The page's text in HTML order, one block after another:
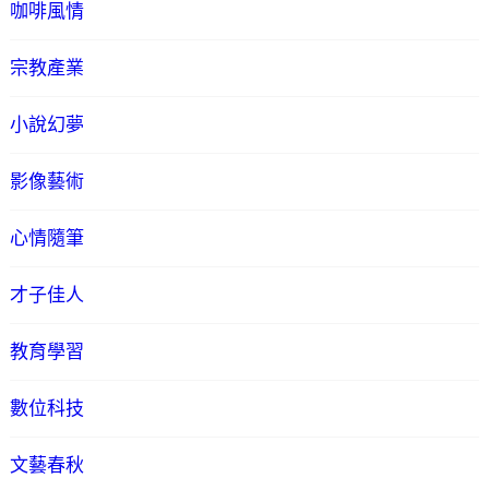
咖啡風情
宗教產業
小說幻夢
影像藝術
心情隨筆
才子佳人
教育學習
數位科技
文藝春秋